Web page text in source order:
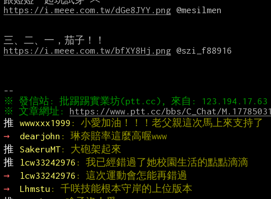
https://i.meee.com.tw/dGe8JYY.png
https://i.meee.com.tw/bfXY8Hj.png
※ 文章網址: https://www.ptt.cc/bbs/C_Chat/
推 wwwxxx1999 : 小愛加油！！！老父親這次馬上來支持了
→
dearjohn : 琳奈賠率這麼高喔www
推 SakeruMT: 大砲架起來
推
lcw33242976 : 我已經錯過了她校園生活的點點滴滴
→
lcw33242976 : 這次運動會怎能再錯過
→
Lhmstu : 千咲技能根本守岸的上位版本